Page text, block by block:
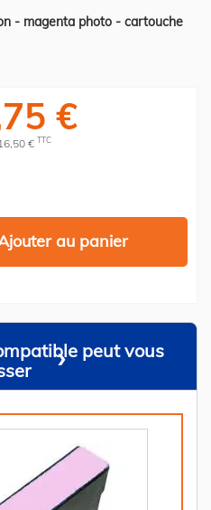
- magenta photo - cartouche
€
€ TTC
au panier
peut vous